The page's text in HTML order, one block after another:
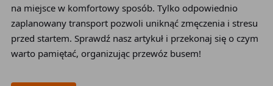
na miejsce w komfortowy sposób. Tylko odpowiednio
zaplanowany transport pozwoli uniknąć zmęczenia i stresu
przed startem. Sprawdź nasz artykuł i przekonaj się o czym
warto pamiętać, organizując przewóz busem!